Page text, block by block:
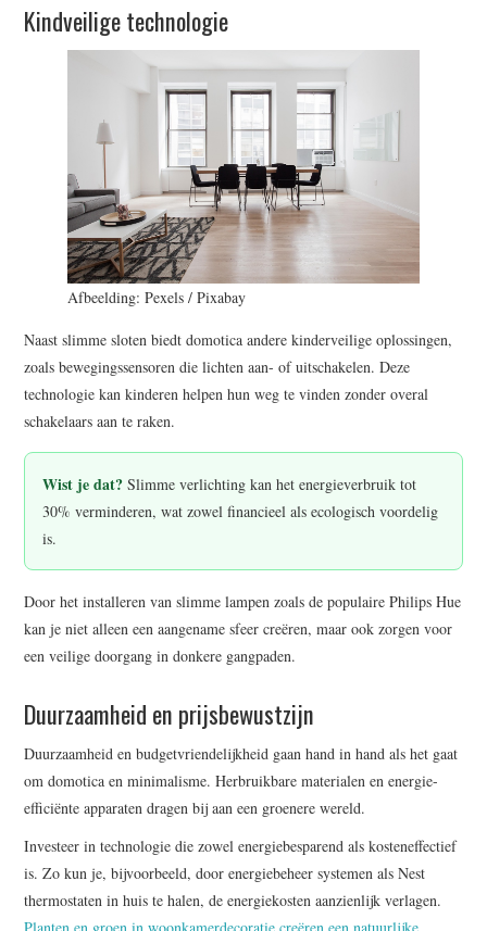
Kindveilige technologie
Afbeelding: Pexels / Pixabay
Naast slimme sloten biedt domotica andere kinderveilige oplossingen,
zoals bewegingssensoren die lichten aan- of uitschakelen. Deze
technologie kan kinderen helpen hun weg te vinden zonder overal
schakelaars aan te raken.
Wist je dat? Slimme verlichting kan het energieverbruik tot
30% verminderen, wat zowel financieel als ecologisch voordelig
is.
Door het installeren van slimme lampen zoals de populaire Philips Hue
kan je niet alleen een aangename sfeer creëren, maar ook zorgen voor
een veilige doorgang in donkere gangpaden.
Duurzaamheid en prijsbewustzijn
Duurzaamheid en budgetvriendelijkheid gaan hand in hand als het gaat
om domotica en minimalisme. Herbruikbare materialen en energie-
efficiënte apparaten dragen bij aan een groenere wereld.
Investeer in technologie die zowel energiebesparend als kosteneffectief
is. Zo kun je, bijvoorbeeld, door energiebeheer systemen als Nest
thermostaten in huis te halen, de energiekosten aanzienlijk verlagen.